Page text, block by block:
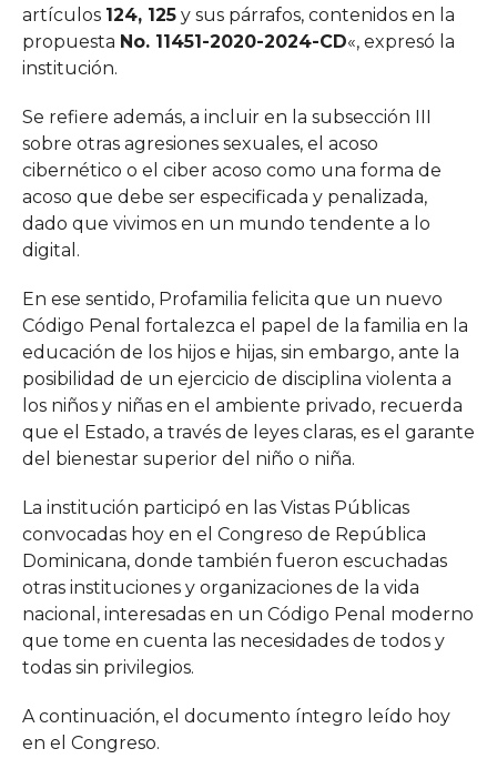
artículos 124, 125y sus párrafos, contenidos en la
propuesta No. 11451-2020-2024-CD«, expresó la
institución.
Se refiere además, a incluir en la subsección III
sobre otras agresiones sexuales, el acoso
cibernético o el ciber acoso como una forma de
acoso que debe ser especificada y penalizada,
dado que vivimos en un mundo tendente a lo
digital.
En ese sentido, Profamilia felicita que un nuevo
Código Penal fortalezca el papel de la familia en la
educación de los hijos e hijas, sin embargo, ante la
posibilidad de un ejercicio de disciplina violenta a
los niños y niñas en el ambiente privado, recuerda
que el Estado, a través de leyes claras, es el garante
del bienestar superior del niño o niña.
La institución participó en las Vistas Públicas
convocadas hoy en el Congreso de República
Dominicana, donde también fueron escuchadas
otras instituciones y organizaciones de la vida
nacional, interesadas en un Código Penal moderno
que tome en cuenta las necesidades de todos y
todas sin privilegios.
A continuación, el documento íntegro leído hoy
en el Congreso.